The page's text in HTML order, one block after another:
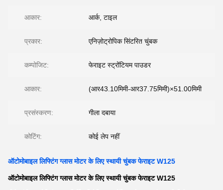
आकार: आर्क, टाइल
प्रकार: एनिज़ोट्रोपिक सिंटरित चुंबक
कम्पोजिट: फेराइट स्ट्रोंटियम पाउडर
आकार: (आर43.10मिमी-आर37.75मिमी)×51.00मिमी
प्रसंस्करण: गीला दबाया
कोटिंग: कोई लेप नहीं
ऑटोमोबाइल लिफ्टिंग ग्लास मोटर के लिए स्थायी चुंबक फेराइट W125
ऑटोमोबाइल लिफ्टिंग ग्लास मोटर के लिए स्थायी चुंबक फेराइट W125